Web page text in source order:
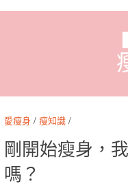
愛瘦身 / 瘦知識 /
剛開始瘦身，
嗎？